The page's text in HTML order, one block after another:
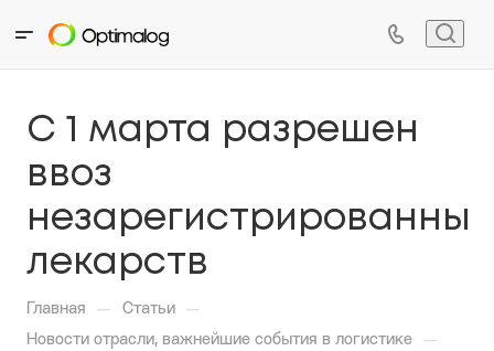
С 1 марта разрешен
ввоз
незарегистрированных
лекарств
Главная — Статьи —
Новости отрасли, важнейшие события в логистике —